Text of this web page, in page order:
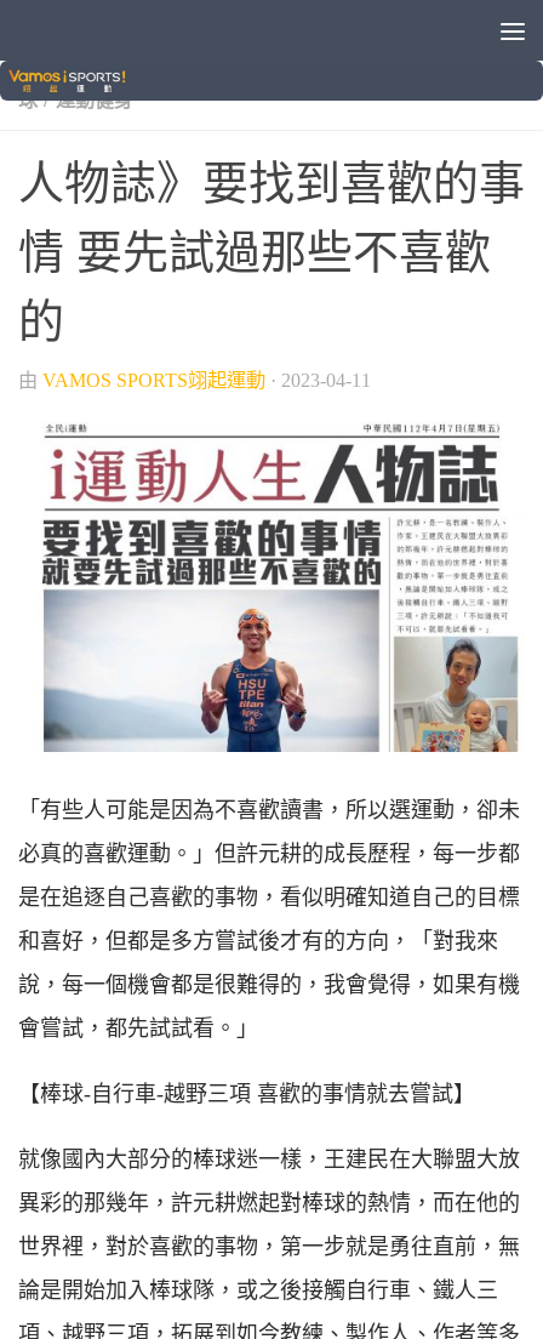
I運動 / VAMOS自製節目
球 / 運動健身
人物誌》要找到喜歡的事
情 要先試過那些不喜歡
的
由 VAMOS SPORTS翊起運動 · 2023-04-11
「有些人可能是因為不喜歡讀書，所以選運動，卻未
必真的喜歡運動。」但許元耕的成長歷程，每一步都
是在追逐自己喜歡的事物，看似明確知道自己的目標
和喜好，但都是多方嘗試後才有的方向，「對我來
說，每一個機會都是很難得的，我會覺得，如果有機
會嘗試，都先試試看。」
【棒球-自行車-越野三項 喜歡的事情就去嘗試】
就像國內大部分的棒球迷一樣，王建民在大聯盟大放
異彩的那幾年，許元耕燃起對棒球的熱情，而在他的
世界裡，對於喜歡的事物，第一步就是勇往直前，無
論是開始加入棒球隊，或之後接觸自行車、鐵人三
項、越野三項，拓展到如今教練、製作人、作者等多